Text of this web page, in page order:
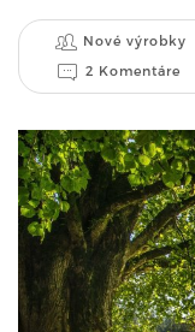
Nové výrobky
2 Komentáre